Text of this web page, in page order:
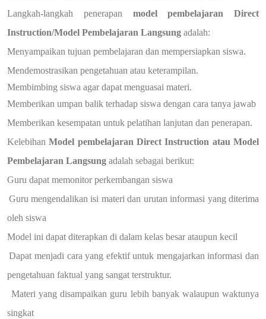
Langkah-langkah penerapan model pembelajaran Direct
Instruction/Model Pembelajaran Langsung adalah:
Menyampaikan tujuan pembelajaran dan mempersiapkan siswa.
Mendemostrasikan pengetahuan atau keterampilan.
Membimbing siswa agar dapat menguasai materi.
Memberikan umpan balik terhadap siswa dengan cara tanya jawab
Memberikan kesempatan untuk pelatihan lanjutan dan penerapan.
KelebihanModel pembelajaran Direct Instruction atau Model
Pembelajaran Langsung adalah sebagai berikut:
Guru dapat memonitor perkembangan siswa
Guru mengendalikan isi materi dan urutan informasi yang diterima
oleh siswa
Model ini dapat diterapkan di dalam kelas besar ataupun kecil
Dapat menjadi cara yang efektif untuk mengajarkan informasi dan
pengetahuan faktual yang sangat terstruktur.
Materi yang disampaikan guru lebih banyak walaupun waktunya
singkat